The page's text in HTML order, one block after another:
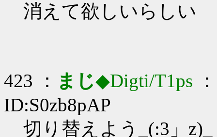
消えて欲しいらしい
423 ： まじ◆Digti/T1ps
ID:S0zb8pAP
切り替えよう_(:3」z)_